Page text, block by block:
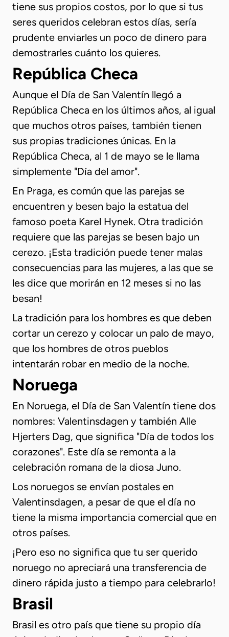
tiene sus propios costos, por lo que si tus
seres queridos celebran estos días, sería
prudente enviarles un poco de dinero para
demostrarles cuánto los quieres.
República Checa
Aunque el Día de San Valentín llegó a
República Checa en los últimos años, al igual
que muchos otros países, también tienen
sus propias tradiciones únicas. En la
República Checa, al 1 de mayo se le llama
simplemente "Día del amor".
En Praga, es común que las parejas se
encuentren y besen bajo la estatua del
famoso poeta Karel Hynek. Otra tradición
requiere que las parejas se besen bajo un
cerezo. ¡Esta tradición puede tener malas
consecuencias para las mujeres, a las que se
les dice que morirán en 12 meses si no las
besan!
La tradición para los hombres es que deben
cortar un cerezo y colocar un palo de mayo,
que los hombres de otros pueblos
intentarán robar en medio de la noche.
Noruega
En Noruega, el Día de San Valentín tiene dos
nombres: Valentinsdagen y también Alle
Hjerters Dag, que significa "Día de todos los
corazones". Este día se remonta a la
celebración romana de la diosa Juno.
Los noruegos se envían postales en
Valentinsdagen, a pesar de que el día no
tiene la misma importancia comercial que en
otros países.
¡Pero eso no significa que tu ser querido
noruego no apreciará una transferencia de
dinero rápida justo a tiempo para celebrarlo!
Brasil
Brasil es otro país que tiene su propio día